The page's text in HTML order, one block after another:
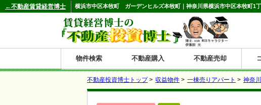
横浜市中区本牧町 ガーデンヒルズ本牧町｜神奈川県横浜市中区本牧町1
物件検索 不動産購入 不動産売却
←不動産賃貸経営博士
不動産投資博士トップ> 収益物件 > 一棟売りアパート > 神奈